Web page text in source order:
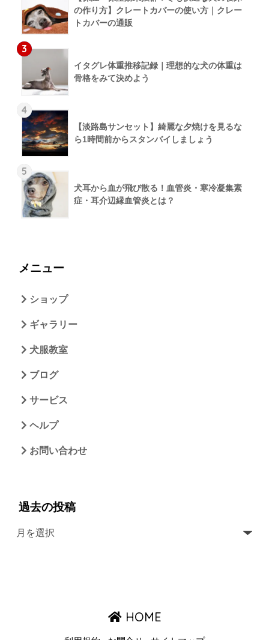
の作り方】クレートカバーの使い方｜クレー
トカバーの通販
3
イタグレ体重推移記録｜理想的な犬の体重は
骨格をみて決めよう
4
【淡路島サンセット】綺麗な夕焼けを見るな
ら1時間前からスタンバイしましょう
5
犬耳から血が飛び散る！血管炎・寒冷凝集素
症・耳介辺縁血管炎とは？
メニュー
ショップ
ギャラリー
犬服教室
ブログ
サービス
ヘルプ
お問い合わせ
過去の投稿
HOME